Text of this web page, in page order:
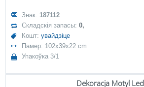
Знак: 187112
Складскія запасы:0,
Кошт:увайдзіце
Памер: 102x39x22 cm
Упакоўка 3/1
Dekoracja Motyl Led